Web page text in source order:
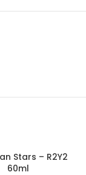
Stars – R2Y2
60ml